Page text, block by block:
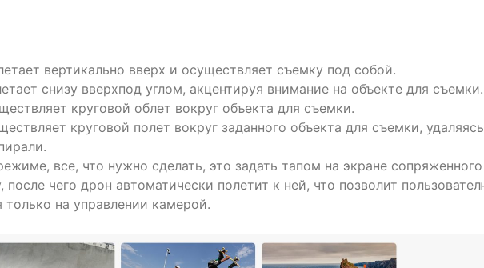
вертикально вверх и осуществляет съемку под собой.
снизу вверхпод углом, акцентируя внимание на объекте для съемки.
круговой облет вокруг объекта для съемки.
круговой полет вокруг заданного объекта для съемки, удаляясь
все, что нужно сделать, это задать тапом на экране сопряженного
после чего дрон автоматически полетит к ней, что позволит
только на управлении камерой.